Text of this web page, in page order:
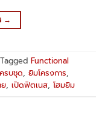
→
Tagged Functional
รบชุด, ยิมโครงการ,
, เปิดฟิตเนส, โฮมยิม